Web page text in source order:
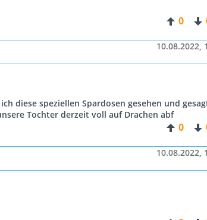
0
10.08.2022,
diese speziellen Spardosen gesehen und
Tochter derzeit voll auf Drachen abf
0
10.08.2022,